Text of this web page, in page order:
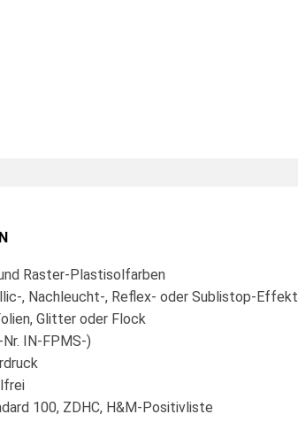
Raster-Plastisolfarben
, Nachleucht-, Reflex- oder Sublistop-Effekt
Glitter oder Flock
IN-FPMS-)
100, ZDHC, H&M-Positivliste